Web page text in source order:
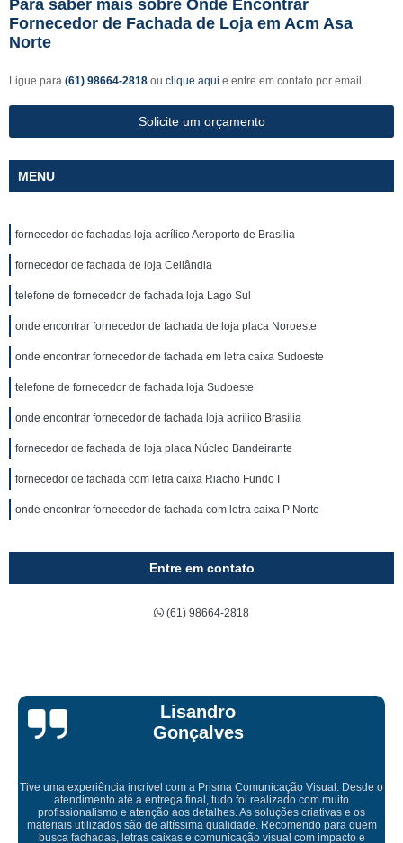
Para saber mais sobre Onde Encontrar
Fornecedor de Fachada de Loja em Acm Asa
Norte
Ligue para (61) 98664-2818 ou clique aqui e entre em contato por email.
Solicite um orçamento
MENU
fornecedor de fachadas loja acrílico Aeroporto de Brasilia
fornecedor de fachada de loja Ceilândia
telefone de fornecedor de fachada loja Lago Sul
onde encontrar fornecedor de fachada de loja placa Noroeste
onde encontrar fornecedor de fachada em letra caixa Sudoeste
telefone de fornecedor de fachada loja Sudoeste
onde encontrar fornecedor de fachada loja acrílico Brasília
fornecedor de fachada de loja placa Núcleo Bandeirante
fornecedor de fachada com letra caixa Riacho Fundo I
onde encontrar fornecedor de fachada com letra caixa P Norte
Entre em contato
(61) 98664-2818
Visual. Desde o
com muito
criativas e os
para quem
com impacto e
Empresa maravilhosa, entregue antes do prazo
ficou perfeita, indico de olhos